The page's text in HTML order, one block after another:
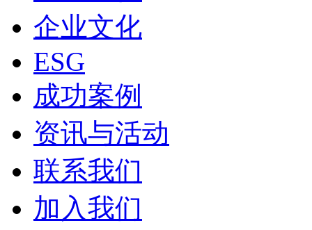
企业文化
ESG
成功案例
资讯与活动
联系我们
加入我们